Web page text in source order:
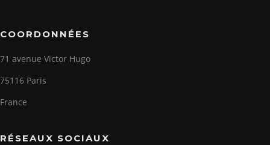
COORDONNÉES
71 avenue Victor Hugo
75116 Paris
France
RÉSEAUX SOCIAUX